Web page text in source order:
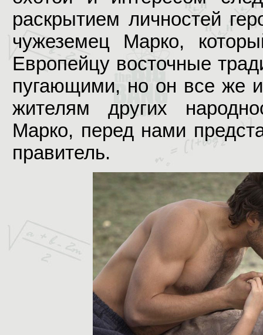
раскрытием личностей
чужеземец Марко,
Европейцу восточные
пугающими, но он все же
жителям других
Марко, перед нами
правитель.